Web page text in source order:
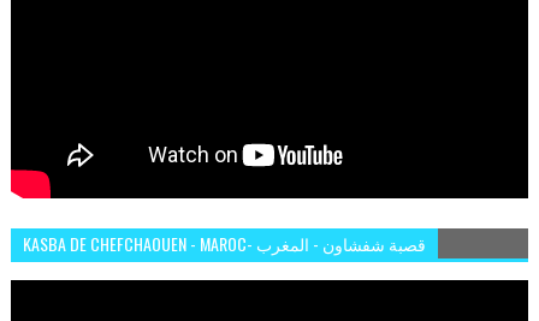
KASBA DE CHEFCHAOUEN - MAROC- قصبة شفشاون - المغرب